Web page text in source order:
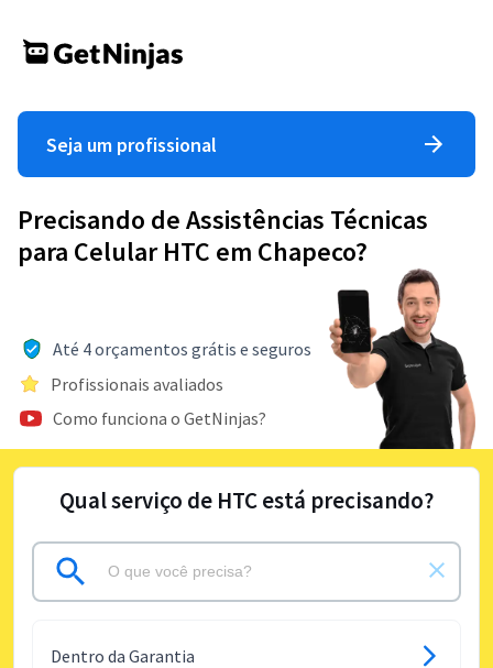
Seja um profissional
Precisando de Assistências Técnicas
para Celular HTC em Chapeco?
Até 4 orçamentos grátis e seguros
Profissionais avaliados
Como funciona o GetNinjas?
Qual serviço de HTC está precisando?
Dentro da Garantia